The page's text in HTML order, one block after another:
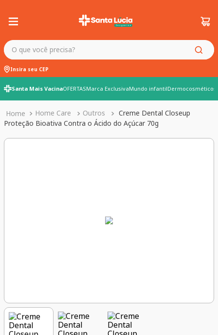
O que você precisa?
Insira seu CEP
Santa Mais VacinaOFERTASMarca ExclusivaMundo infantilDermocosméticos
Home Care Outros
Creme Dental Closeup
Proteção Bioativa Contra o Ácido do Açúcar 70g